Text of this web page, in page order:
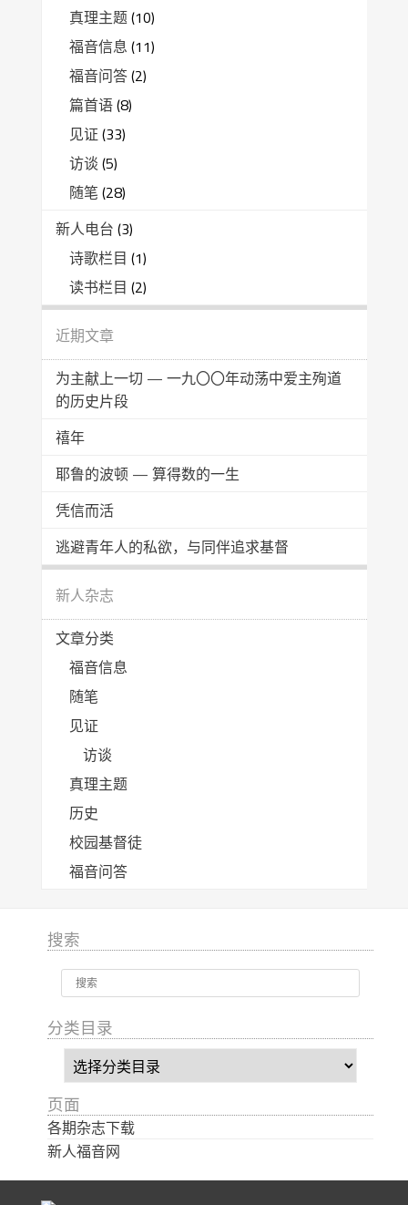
真理主题(10)
福音信息 (11)
福音问答(2)
篇首语(8)
见证 (33)
访谈 (5)
随笔 (28)
新人电台 (3)
诗歌栏目 (1)
读书栏目 (2)
近期文章
为主献上一切 — 一九〇〇年动荡中爱主殉道
的历史片段
禧年
耶鲁的波顿 — 算得数的一生
凭信而活
逃避青年人的私欲，与同伴追求基督
新人杂志
文章分类
福音信息
随笔
见证
访谈
真理主题
历史
校园基督徒
福音问答
搜索
分类目录
目
录
页面
各期杂志下载
新人福音网